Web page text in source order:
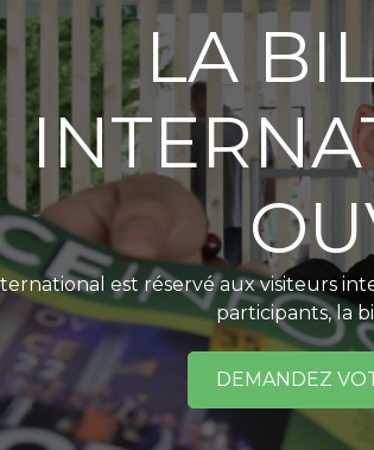
LA
est réservé aux visiteurs
participants, la
DEMANDEZ